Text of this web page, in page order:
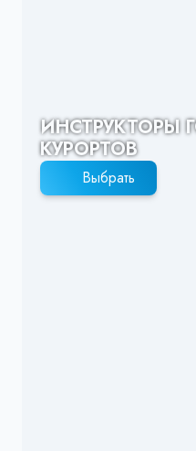
ИНСТРУКТОРЫ
КУРОРТОВ
Выбрать